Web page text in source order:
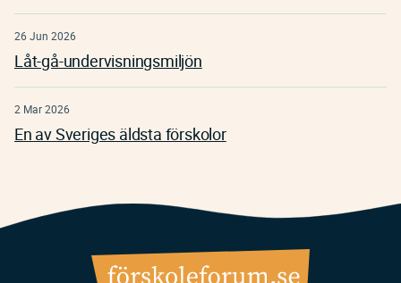
26 Jun 2026
Låt-gå-undervisningsmiljön
2 Mar 2026
En av Sveriges äldsta förskolor